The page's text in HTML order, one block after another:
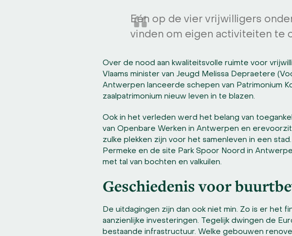
Eén op de vier vrijwilligers
vinden om eigen activiteiten te
Over de nood aan kwaliteitsvolle ruimte voor
Vlaams minister van Jeugd Melissa Depraetere
Antwerpen lanceerde schepen van Patrimonium
zaalpatrimonium nieuw leven in te blazen.
Ook in het verleden werd het belang van
van Openbare Werken in Antwerpen en
zulke plekken zijn voor het samenleven in een
Permeke en de site Park Spoor Noord in
met tal van bochten en valkuilen.
Geschiedenis voor
De uitdagingen zijn dan ook niet min. Zo is er het
aanzienlijke investeringen. Tegelijk dwingen de
bestaande infrastructuur. Welke gebouwen